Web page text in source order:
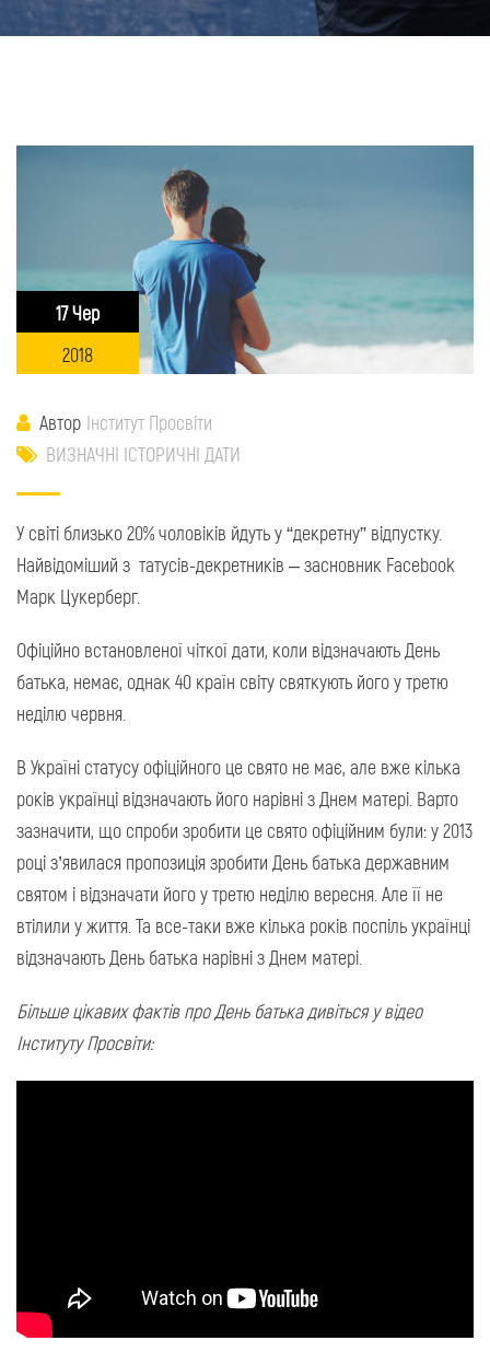
17 Чер
2018
Автор Інститут Просвіти
ВИЗНАЧНІ ІСТОРИЧНІ ДАТИ
У світі близько 20% чоловіків йдуть у “декретну” відпустку.
Найвідоміший з татусів-декретників – засновник Facebook
Марк Цукерберг.
Офіційно встановленої чіткої дати, коли відзначають День
батька, немає, однак 40 країн світу святкують його у третю
неділю червня.
В Україні статусу офіційного це свято не має, але вже кілька
років українці відзначають його нарівні з Днем матері. Варто
зазначити, що спроби зробити це свято офіційним були: у 2013
році з’явилася пропозиція зробити День батька державним
святом і відзначати його у третю неділю вересня. Але її не
втілили у життя. Та все-таки вже кілька років поспіль українці
відзначають День батька нарівні з Днем матері.
Більше цікавих фактів про День батька дивіться у відео
Інституту Просвіти: